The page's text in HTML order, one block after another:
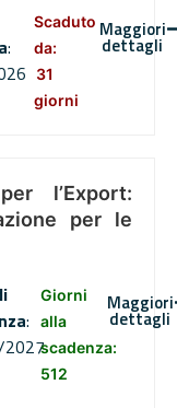
:
Scaduto
da:
31
giorni
Maggiori
dettagli
l’Export:
per le
:
Giorni
alla
scadenza:
512
Maggiori
dettagli